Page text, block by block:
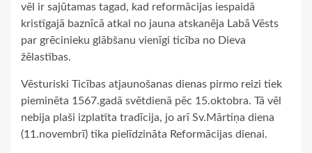
vēl ir sajūtamas tagad, kad reformācijas iespaidā
kristīgajā baznīcā atkal no jauna atskanēja Labā Vēsts
par grēcinieku glābšanu vienīgi ticība no Dieva
žēlastības.
Vēsturiski Ticības atjaunošanas dienas pirmo reizi tiek
pieminēta 1567.gadā svētdienā pēc 15.oktobra. Tā vēl
nebija plaši izplatīta tradīcija, jo arī Sv.Mārtiņa diena
(11.novembrī) tika pielīdzināta Reformācijas dienai.